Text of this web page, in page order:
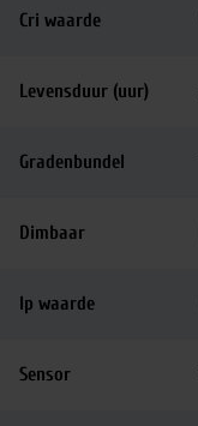
Cri waarde
Levensduur (uur)
Gradenbundel
Dimbaar
Ip waarde
Sensor